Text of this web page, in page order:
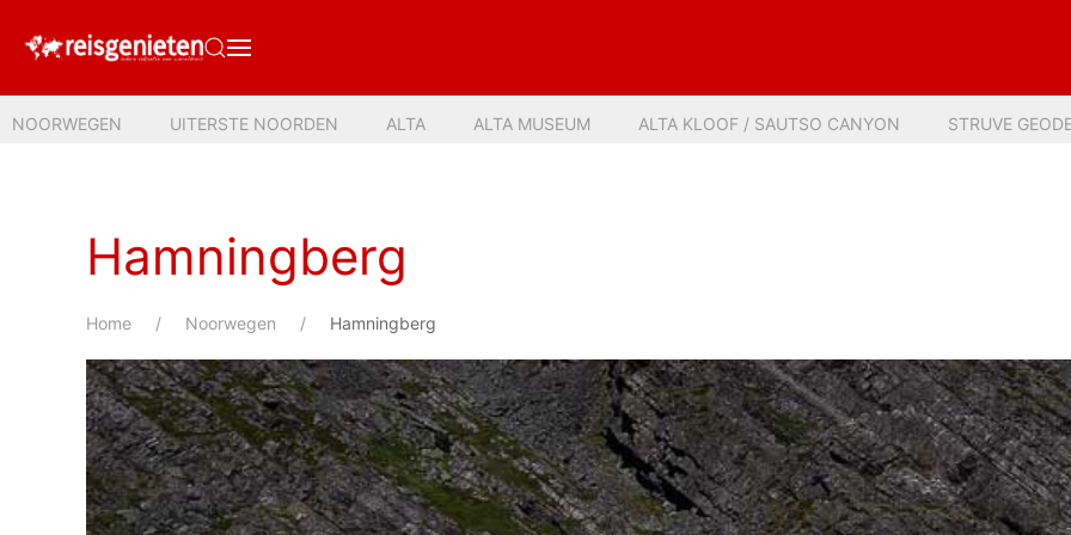
NOORWEGEN UITERSTE NOORDEN ALTA ALTA MUSEUM ALTA KLOOF / SAUTSO CANYON STRUVE
Hamningberg
Home Noorwegen Hamningberg